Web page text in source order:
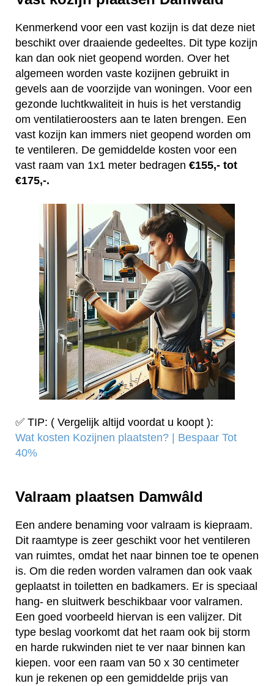
Kenmerkend voor een vast kozijn is dat deze niet
beschikt over draaiende gedeeltes. Dit type kozijn
kan dan ook niet geopend worden. Over het
algemeen worden vaste kozijnen gebruikt in
gevels aan de voorzijde van woningen. Voor een
gezonde luchtkwaliteit in huis is het verstandig
om ventilatieroosters aan te laten brengen. Een
vast kozijn kan immers niet geopend worden om
te ventileren. De gemiddelde kosten voor een
vast raam van 1x1 meter bedragen €155,- tot
€175,-.
✅ TIP: ( Vergelijk altijd voordat u koopt ):
Wat kosten Kozijnen plaatsten? | Bespaar Tot
40%‎
Valraam plaatsen Damwâld
Een andere benaming voor valraam is kiepraam.
Dit raamtype is zeer geschikt voor het ventileren
van ruimtes, omdat het naar binnen toe te openen
is. Om die reden worden valramen dan ook vaak
geplaatst in toiletten en badkamers. Er is speciaal
hang- en sluitwerk beschikbaar voor valramen.
Een goed voorbeeld hiervan is een valijzer. Dit
type beslag voorkomt dat het raam ook bij storm
en harde rukwinden niet te ver naar binnen kan
kiepen. voor een raam van 50 x 30 centimeter
kun je rekenen op een gemiddelde prijs van